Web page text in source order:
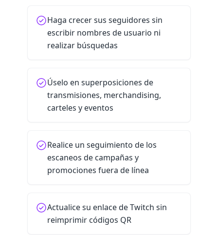
Haga crecer sus seguidores sin
escribir nombres de usuario ni
realizar búsquedas
Úselo en superposiciones de
transmisiones, merchandising,
carteles y eventos
Realice un seguimiento de los
escaneos de campañas y
promociones fuera de línea
Actualice su enlace de Twitch sin
reimprimir códigos QR